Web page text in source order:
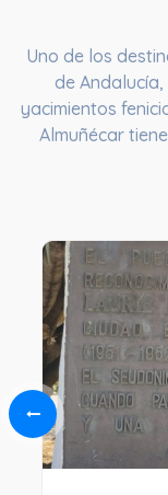
Uno de los
de
yacimientos
Almuñécar